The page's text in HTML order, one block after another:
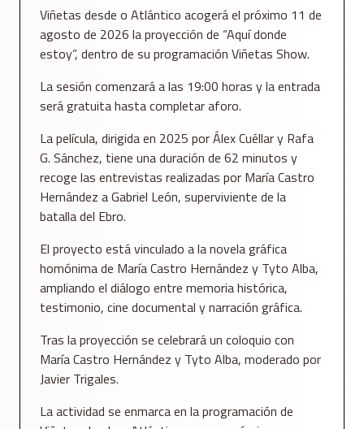
Viñetas desde o Atlántico acogerá el próximo 11 de
agosto de 2026 la proyección de “Aquí donde
estoy”, dentro de su programación Viñetas Show.
La sesión comenzará a las 19:00 horas y la entrada
será gratuita hasta completar aforo.
La película, dirigida en 2025 por Álex Cuéllar y Rafa
G. Sánchez, tiene una duración de 62 minutos y
recoge las entrevistas realizadas por María Castro
Hernández a Gabriel León, superviviente de la
batalla del Ebro.
El proyecto está vinculado a la novela gráfica
homónima de María Castro Hernández y Tyto Alba,
ampliando el diálogo entre memoria histórica,
testimonio, cine documental y narración gráfica.
Tras la proyección se celebrará un coloquio con
María Castro Hernández y Tyto Alba, moderado por
Javier Trigales.
La actividad se enmarca en la programación de